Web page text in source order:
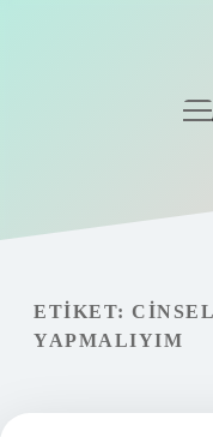
Gizlilik Politikası
Hakkımızda
ETIKET:
YAPMALIYIM